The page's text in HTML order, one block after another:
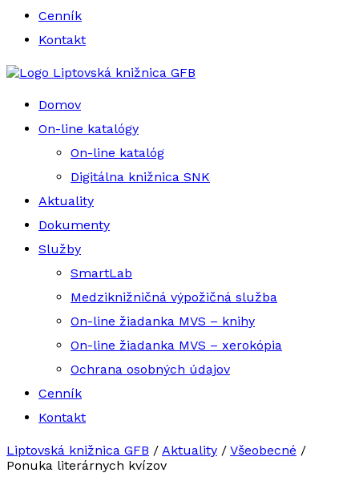
Cenník
Kontakt
Liptovská knižnica GFB
Domov
On-line katalógy
On-line katalóg
Digitálna knižnica SNK
Aktuality
Dokumenty
Služby
SmartLab
Medziknižničná výpožičná služba
On-line žiadanka MVS – knihy
On-line žiadanka MVS – xerokópia
Ochrana osobných údajov
Cenník
Kontakt
Liptovská knižnica GFB / Aktuality / Všeobecné /
Ponuka literárnych kvízov